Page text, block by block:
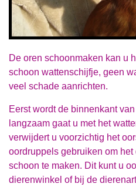
De oren schoonmaken kan u
schoon wattenschijfje, geen
veel schade aanrichten.
Eerst wordt de binnenkant
langzaam gaat u met het
verwijdert u voorzichtig het
oordruppels gebruiken om
schoon te maken. Dit kunt u
dierenwinkel of bij de